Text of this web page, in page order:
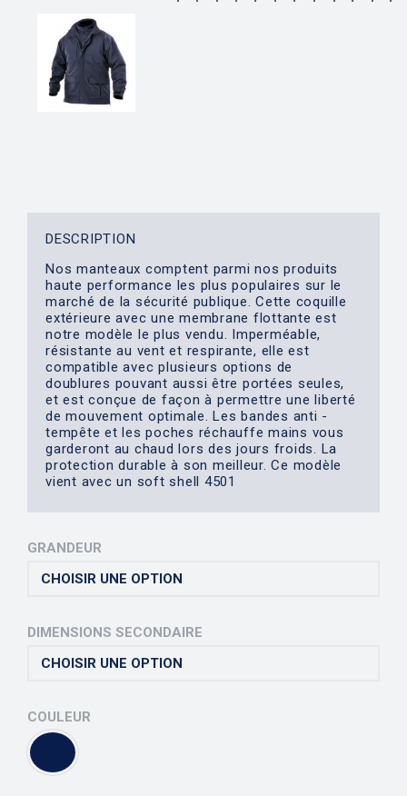
DESCRIPTION
Nos manteaux comptent parmi nos produits
haute performance les plus populaires sur le
marché de la sécurité publique. Cette coquille
extérieure avec une membrane flottante est
notre modèle le plus vendu. Imperméable,
résistante au vent et respirante, elle est
compatible avec plusieurs options de
doublures pouvant aussi être portées seules,
et est conçue de façon à permettre une liberté
de mouvement optimale. Les bandes anti -
tempête et les poches réchauffe mains vous
garderont au chaud lors des jours froids. La
protection durable à son meilleur. Ce modèle
vient avec un soft shell 4501
GRANDEUR
DIMENSIONS SECONDAIRE
COULEUR